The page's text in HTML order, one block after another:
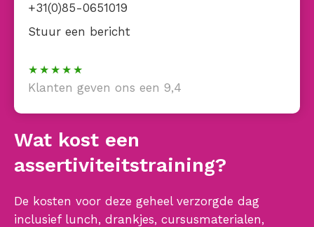
+31(0)85-0651019
Stuur een bericht
Klanten geven ons een 9,4
Wat kost een
assertiviteitstraining?
De kosten voor deze geheel verzorgde dag
inclusief lunch, drankjes, cursusmaterialen,